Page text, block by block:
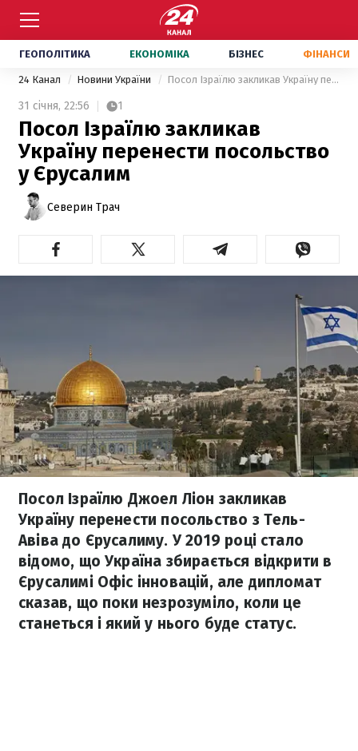
ГЕОПОЛІТИКА ЕКОНОМІКА БІЗНЕС ФІНАНСИ
24 Канал Новини України Посол Ізраїлю закликав Україну перенести посольство у Єрусалим
31 січня, 22:56 1
Посол Ізраїлю закликав
Україну перенести посольство
у Єрусалим
Северин Трач
Посол Ізраїлю Джоел Ліон закликав
Україну перенести посольство з Тель-
Авіва до Єрусалиму. У 2019 році стало
відомо, що Україна збирається відкрити в
Єрусалимі Офіс інновацій, але дипломат
сказав, що поки незрозуміло, коли це
станеться і який у нього буде статус.